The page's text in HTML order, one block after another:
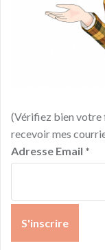
(Vérifiez bien votre
recevoir mes
Adresse Email *